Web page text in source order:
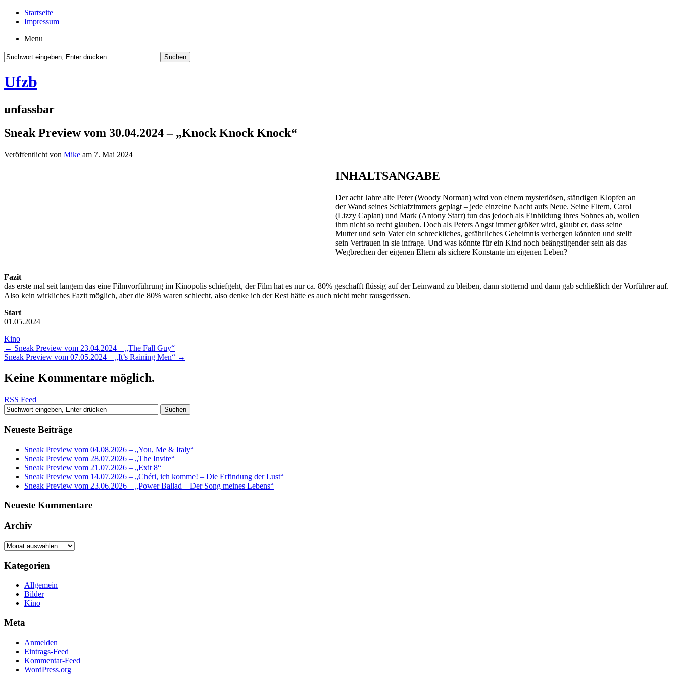
Startseite
Impressum
Menu
Ufzb
unfassbar
Sneak Preview vom 30.04.2024 – „Knock Knock Knock“
Veröffentlicht von Mike am 7. Mai 2024
INHALTSANGABE
Der acht Jahre alte Peter (Woody Norman) wird von einem mysteriösen, ständigen Klopfen an
der Wand seines Schlafzimmers geplagt – jede einzelne Nacht aufs Neue. Seine Eltern, Carol
(Lizzy Caplan) und Mark (Antony Starr) tun das jedoch als Einbildung ihres Sohnes ab, wollen
ihm nicht so recht glauben. Doch als Peters Angst immer größer wird, glaubt er, dass seine
Mutter und sein Vater ein schreckliches, gefährliches Geheimnis verbergen könnten und stellt
sein Vertrauen in sie infrage. Und was könnte für ein Kind noch beängstigender sein als das
Wegbrechen der eigenen Eltern als sichere Konstante im eigenen Leben?
Fazit
das erste mal seit langem das eine Filmvorführung im Kinopolis schiefgeht, der Film hat es nur ca. 80% geschafft flüssig auf der Leinwand zu bleiben, dann stotternd und dann gab schließlich der Vorführer auf.
Also kein wirkliches Fazit möglich, aber die 80% waren schlecht, also denke ich der Rest hätte es auch nicht mehr rausgerissen.
Start
01.05.2024
Kino
← Sneak Preview vom 23.04.2024 – „The Fall Guy“
Sneak Preview vom 07.05.2024 – „It’s Raining Men“ →
Keine Kommentare möglich.
RSS Feed
Neueste Beiträge
Sneak Preview vom 04.08.2026 – „You, Me & Italy“
Sneak Preview vom 28.07.2026 – „The Invite“
Sneak Preview vom 21.07.2026 – „Exit 8“
Sneak Preview vom 14.07.2026 – „Chéri, ich komme! – Die Erfindung der Lust“
Sneak Preview vom 23.06.2026 – „Power Ballad – Der Song meines Lebens“
Neueste Kommentare
Archiv
Archiv
Kategorien
Allgemein
Bilder
Kino
Meta
Anmelden
Eintrags-Feed
Kommentar-Feed
WordPress.org